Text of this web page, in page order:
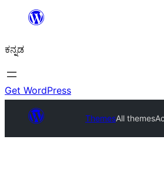
ವಿಷಯಕ್ಕೆ
ಕನ್ನಡ
Get WordPress
ThemesAll themes